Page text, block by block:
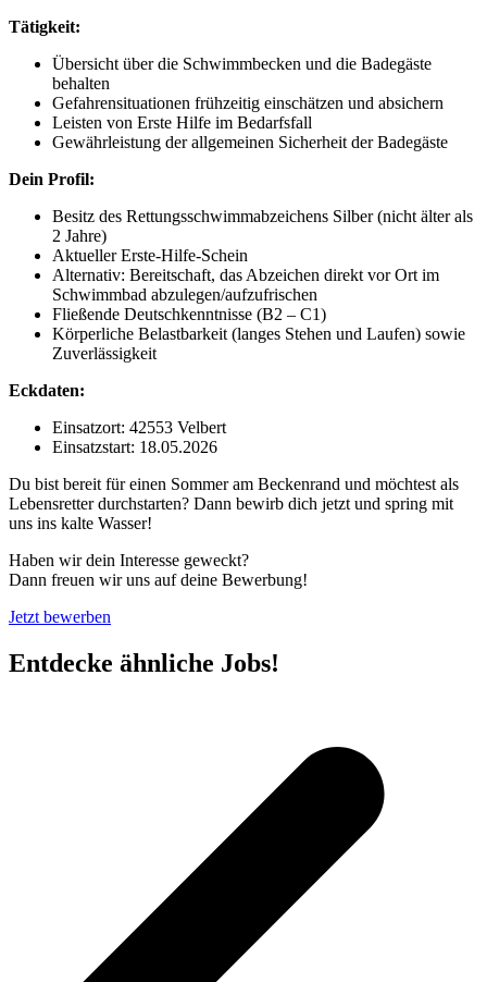
Tätigkeit:
Übersicht über die Schwimmbecken und die Badegäste
behalten
Gefahrensituationen frühzeitig einschätzen und absichern
Leisten von Erste Hilfe im Bedarfsfall
Gewährleistung der allgemeinen Sicherheit der Badegäste
Dein Profil:
Besitz des Rettungsschwimmabzeichens Silber (nicht älter als
2 Jahre)
Aktueller Erste-Hilfe-Schein
Alternativ: Bereitschaft, das Abzeichen direkt vor Ort im
Schwimmbad abzulegen/aufzufrischen
Fließende Deutschkenntnisse (B2 – C1)
Körperliche Belastbarkeit (langes Stehen und Laufen) sowie
Zuverlässigkeit
Eckdaten:
Einsatzort: 42553 Velbert
Einsatzstart: 18.05.2026
Du bist bereit für einen Sommer am Beckenrand und möchtest als
Lebensretter durchstarten? Dann bewirb dich jetzt und spring mit
uns ins kalte Wasser!
Haben wir dein Interesse geweckt?
Dann freuen wir uns auf deine Bewerbung!
Jetzt bewerben
Entdecke ähnliche Jobs!